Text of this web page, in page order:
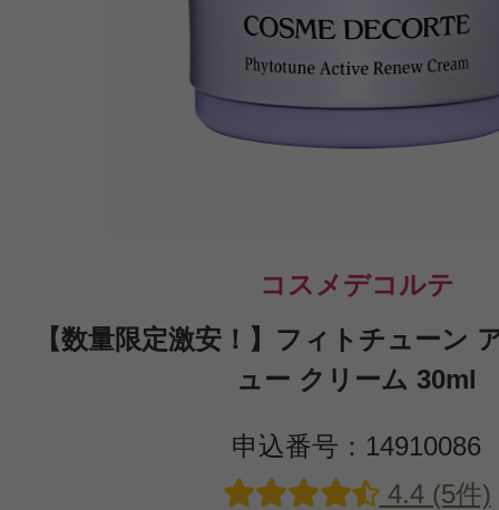
コスメデコルテ
【数量限定激安！】フィトチューン
ュー クリーム 30ml
申込番号：14910086
4.4 (5件)